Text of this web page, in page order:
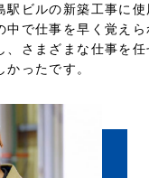
駅ビルの新築工事に使
中で仕事を早く覚えら
、さまざまな仕事を任
ったです。